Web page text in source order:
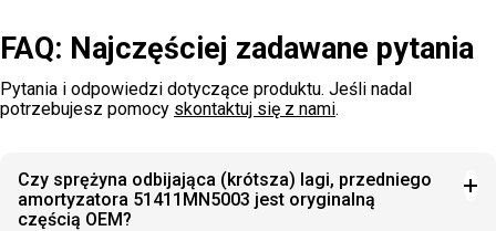
FAQ: Najczęściej zadawane pytania
Pytania i odpowiedzi dotyczące produktu. Jeśli nadal
potrzebujesz pomocy skontaktuj się z nami.
Czy sprężyna odbijająca (krótsza) lagi, przedniego
amortyzatora 51411MN5003 jest oryginalną
częścią OEM?